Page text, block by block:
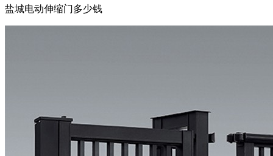
盐城电动伸缩门多少钱